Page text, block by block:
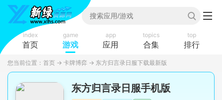
index
首页
game
游戏
app
应用
topics
合集
top
排行
您当前位置： 首页 → 卡牌博弈 → 东方归言录日服下载最新版
东方归言录日服手机版